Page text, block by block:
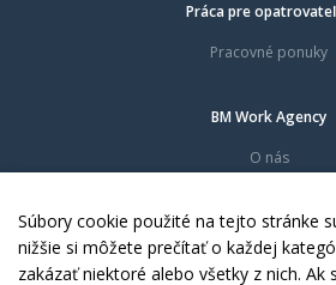
Práca pre
Pracovné ponuky
BM Work Agency
O nás
Dokumenty
Kontakty
Súbory cookie použité na tejto stránke
nižšie si môžete prečítať o každej
zakázať niektoré alebo všetky z nich. Ak